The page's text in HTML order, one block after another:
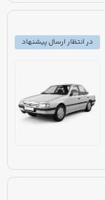
در انتظار ارسال پیشنهاد